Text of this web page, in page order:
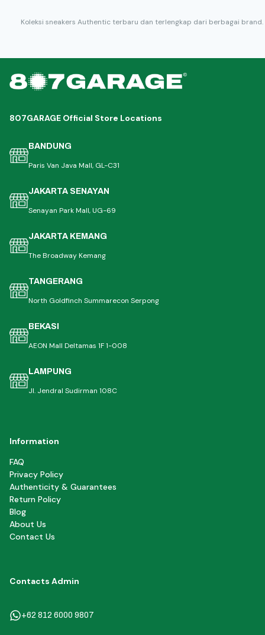
Koleksi sneakers Authentic terbaru dan terlengkap dari berbagai brand.
807GARAGE Official Store Locations
BANDUNG
Paris Van Java Mall, GL-C31
JAKARTA SENAYAN
Senayan Park Mall, UG-69
JAKARTA KEMANG
The Broadway Kemang
TANGERANG
North Goldfinch Summarecon Serpong
BEKASI
AEON Mall Deltamas 1F 1-008
LAMPUNG
Jl. Jendral Sudirman 108C
Information
FAQ
Privacy Policy
Authenticity & Guarantees
Return Policy
Blog
About Us
Contact Us
Contacts Admin
+62 812 6000 9807